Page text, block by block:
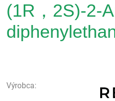
(1R，2S)-2-
Výrobca: